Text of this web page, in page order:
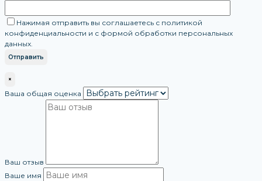
Нажимая отправить вы соглашаетесь с политикой
конфиденциальности и с формой обработки персональных
данных.
×
Ваша общая оценка
Ваш отзыв
Ваше имя